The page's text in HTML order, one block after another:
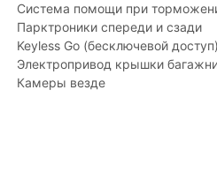
Система помощи при
Парктроники спереди и сзади
Keyless Go (бесключевой доступ)
Электропривод крышки
Камеры везде